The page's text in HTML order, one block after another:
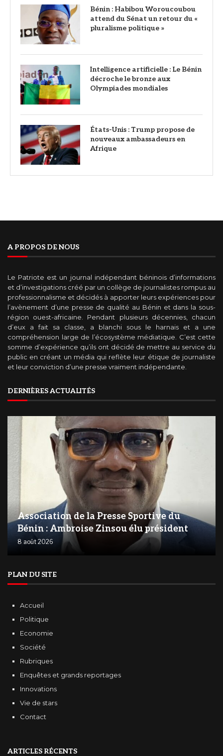
Bénin : Habibou Woroucoubou
attend du Sénat un retour du «
pluralisme politique »
Intelligence artificielle : Le Bénin
décroche le bronze aux
Olympiades mondiales
États-Unis : Trump propose de
nouveaux ambassadeurs en
Afrique
A PROPOS DE NOUS
Le Patriote est un journal indépendant béninois d’informations
et d’investigations créé par un collège de journalistes rompus au
professionnalisme et décidés à apporter leurs expériences pour
l’avènement d’une presse de qualité au Bénin et dans la sous-
région ouest-africaine. Pendant plusieurs décennies, chacun
d’eux a fait sa classe, a blanchi sous le harnais et a une
compréhension large de l’écosystème médiatique. C’est cette
somme d’expérience qu’ils ont décidé de mettre au service du
public en créant un média qui reflète leur étique de journaliste
et leur conviction d’une presse vraiment indépendante.
DERNIÈRES ACTUALITÉS
Association de la Presse Sportive du
Bénin : Ambroise Zinsou élu président
8 août 2026
PLAN DU SITE
Accueil
Politique
Economie
Société
Rubriques
Enquêtes et grands reportages
Innovations
Vie de stars
Contact
ARTICLES RÉCENTS